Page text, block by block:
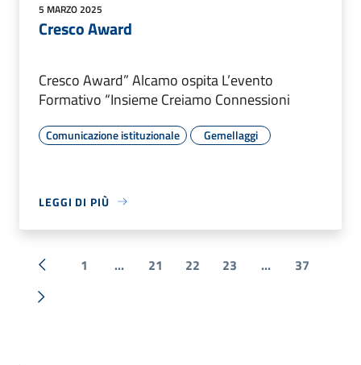
5 MARZO 2025
Cresco Award
Cresco Award” Alcamo ospita L’evento
Formativo “Insieme Creiamo Connessioni
Comunicazione istituzionale Gemellaggi
LEGGI DI PIÙ
« Precedente
1 ... 21 22 23 ... 37
Successiva »